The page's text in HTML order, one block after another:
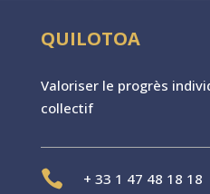
QUILOTOA
Valoriser le progrès
collectif
 + 33 1 47 48 18 18